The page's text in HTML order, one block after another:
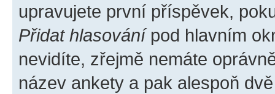
upravujete první příspěvek,
Přidat hlasovánípod hlavním
nevidíte, zřejmě nemáte
název ankety a pak alespoň